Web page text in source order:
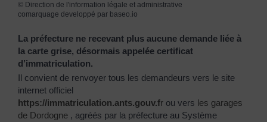
© Direction de l'information légale et administrative
comarquage developpé par baseo.io
La préfecture ne recevant plus aucune demande liée à
la carte grise, désormais appelée certificat
d’immatriculation.
Il convient de renvoyer tous les demandeurs vers le site
internet officiel
https://immatriculation.ants.gouv.fr ou vers les garages
de Dordogne , agréés par la préfecture au Système